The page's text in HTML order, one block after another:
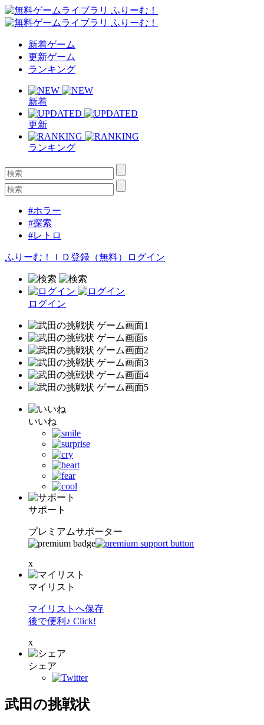
新着ゲーム
更新ゲーム
ランキング
新着
更新
ランキング
#ホラー
#探索
#レトロ
ふりーむ！ＩＤ登録（無料） ログイン
ログイン
いいね
サポート
プレミアムサポーター
x
マイリスト
マイリストへ保存
後で便利♪ Click!
x
シェア
武田の挑戦状